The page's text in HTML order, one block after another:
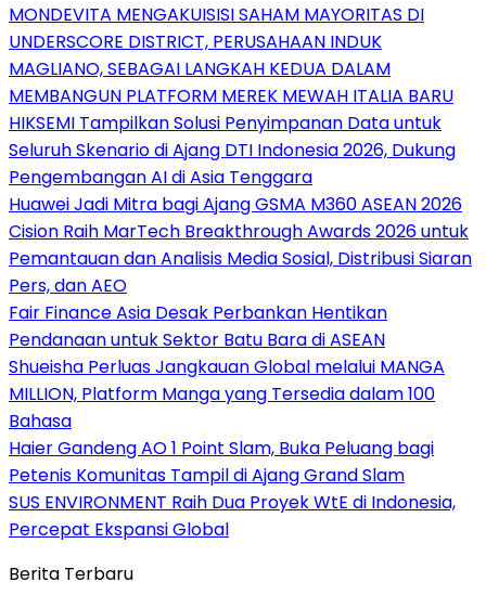
MONDEVITA MENGAKUISISI SAHAM MAYORITAS DI
UNDERSCORE DISTRICT, PERUSAHAAN INDUK
MAGLIANO, SEBAGAI LANGKAH KEDUA DALAM
MEMBANGUN PLATFORM MEREK MEWAH ITALIA BARU
HIKSEMI Tampilkan Solusi Penyimpanan Data untuk
Seluruh Skenario di Ajang DTI Indonesia 2026, Dukung
Pengembangan AI di Asia Tenggara
Huawei Jadi Mitra bagi Ajang GSMA M360 ASEAN 2026
Cision Raih MarTech Breakthrough Awards 2026 untuk
Pemantauan dan Analisis Media Sosial, Distribusi Siaran
Pers, dan AEO
Fair Finance Asia Desak Perbankan Hentikan
Pendanaan untuk Sektor Batu Bara di ASEAN
Shueisha Perluas Jangkauan Global melalui MANGA
MILLION, Platform Manga yang Tersedia dalam 100
Bahasa
Haier Gandeng AO 1 Point Slam, Buka Peluang bagi
Petenis Komunitas Tampil di Ajang Grand Slam
SUS ENVIRONMENT Raih Dua Proyek WtE di Indonesia,
Percepat Ekspansi Global
Berita Terbaru